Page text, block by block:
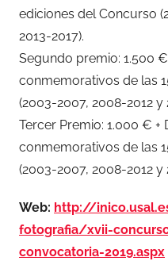
ediciones del Concurso
2013-2017).
Segundo premio: 1.500
conmemorativos de las
(2003-2007, 2008-2012 y
Tercer Premio: 1.000 € +
conmemorativos de las
(2003-2007, 2008-2012 y
Web: http://
fotografia/xvii-
convocatoria-2019.aspx